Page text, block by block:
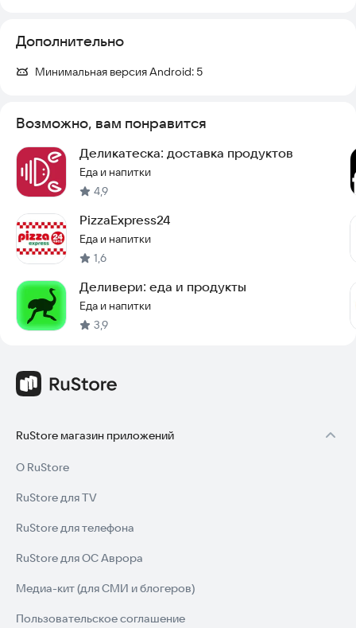
Дополнительно
Минимальная версия Android: 5
Возможно, вам понравится
Деликатеска: доставка продуктов
Еда и напитки
4,9
PizzaExpress24
Еда и напитки
1,6
Деливери: еда и продукты
Еда и напитки
3,9
RuStore магазин приложений
О RuStore
RuStore для TV
RuStore для телефона
RuStore для ОС Аврора
Медиа-кит (для СМИ и блогеров)
Пользовательское соглашение